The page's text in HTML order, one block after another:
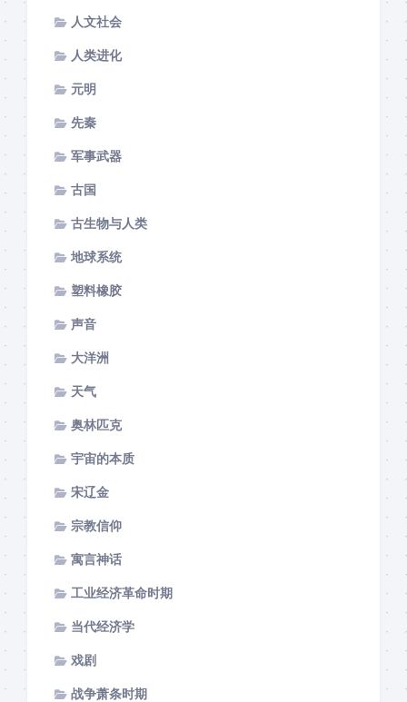
人文社会
人类进化
元明
先秦
军事武器
古国
古生物与人类
地球系统
塑料橡胶
声音
大洋洲
天气
奥林匹克
宇宙的本质
宋辽金
宗教信仰
寓言神话
工业经济革命时期
当代经济学
戏剧
战争萧条时期